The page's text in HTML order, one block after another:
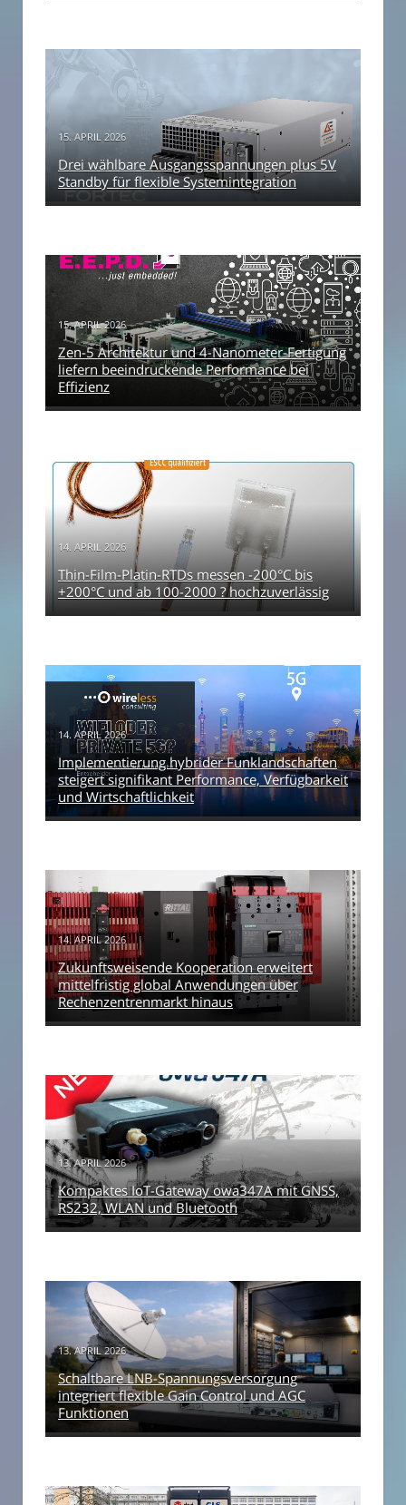
15. APRIL 2026
Drei wählbare Ausgangsspannungen plus 5V
Standby für flexible Systemintegration
15. APRIL 2026
Zen-5 Architektur und 4-Nanometer-Fertigung
liefern beeindruckende Performance bei
Effizienz
14. APRIL 2026
Thin-Film-Platin-RTDs messen -200°C bis
+200°C und ab 100-2000 ? hochzuverlässig
14. APRIL 2026
Implementierung hybrider Funklandschaften
steigert signifikant Performance, Verfügbarkeit
und Wirtschaftlichkeit
14. APRIL 2026
Zukunftsweisende Kooperation erweitert
mittelfristig global Anwendungen über
Rechenzentrenmarkt hinaus
13. APRIL 2026
Kompaktes IoT-Gateway owa347A mit GNSS,
RS232, WLAN und Bluetooth
13. APRIL 2026
Schaltbare LNB-Spannungsversorgung
integriert flexible Gain Control und AGC
Funktionen